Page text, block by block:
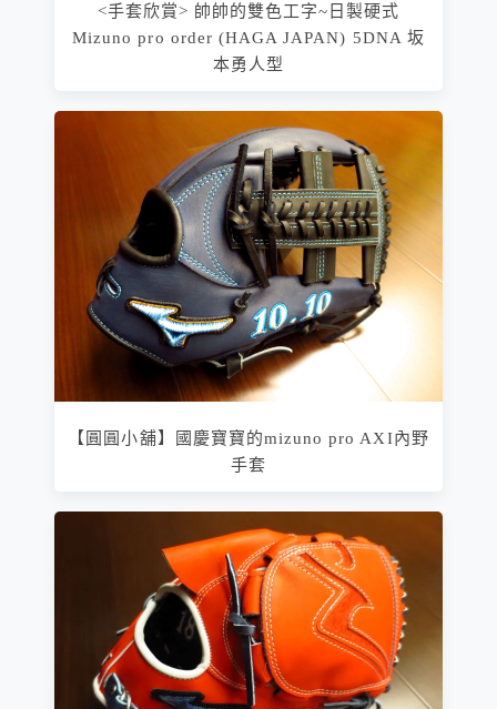
<手套欣賞> 帥帥的雙色工字~日製硬式
Mizuno pro order (HAGA JAPAN) 5DNA 坂
本勇人型
【圓圓小舖】國慶寶寶的mizuno pro AXI內野
手套